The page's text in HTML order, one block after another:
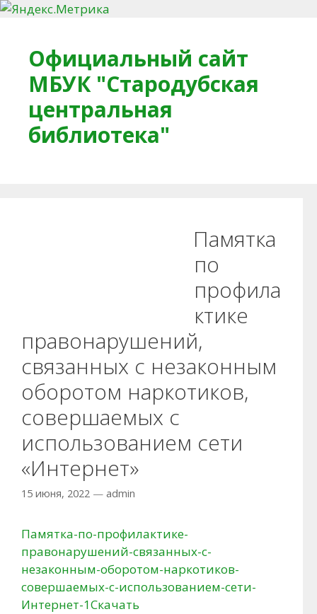
Официальный сайт
МБУК "Стародубская
центральная
библиотека"
Памятка
по
профила
ктике
правонарушений,
связанных с незаконным
оборотом наркотиков,
совершаемых с
использованием сети
«Интернет»
15 июня, 2022 — admin
Памятка-по-профилактике-
правонарушений-связанных-с-
незаконным-оборотом-наркотиков-
совершаемых-с-использованием-сети-
Интернет-1Скачать